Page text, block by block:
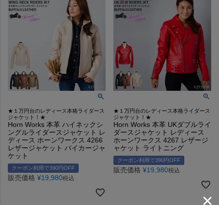
★１万円台のレディース本格ライダース
ジャケット！★
Horn Works 本革 ハイネックシ
ングルライダースジャケット レ
ディース ホーンワークス 4266
レザージャケット バイカージャ
ケット
クーポン利用で390円OFF
販売価格 ¥19,980税込
★１万円台のレディース本格ライダース
ジャケット！★
Horn Works 本革 UKダブルライ
ダースジャケット レディース
ホーンワークス 4267 レザージ
ャケット ライトニング
クーポン利用で390円OFF
販売価格 ¥19,980税込